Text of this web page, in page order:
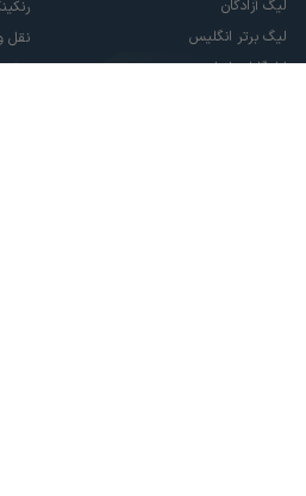
لیگ آزادگان
لیگ برتر انگلیس
لالیگا اسپانیا
نقل
نقل